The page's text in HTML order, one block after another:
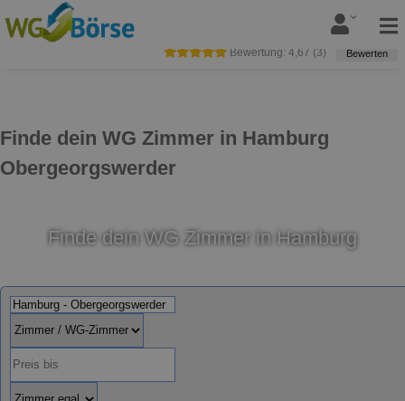
Finde dein WG Zimmer in Hamburg
Obergeorgswerder
Bewertung: 4,67 (3) Bewerten
Finde dein WG Zimmer in Hamburg